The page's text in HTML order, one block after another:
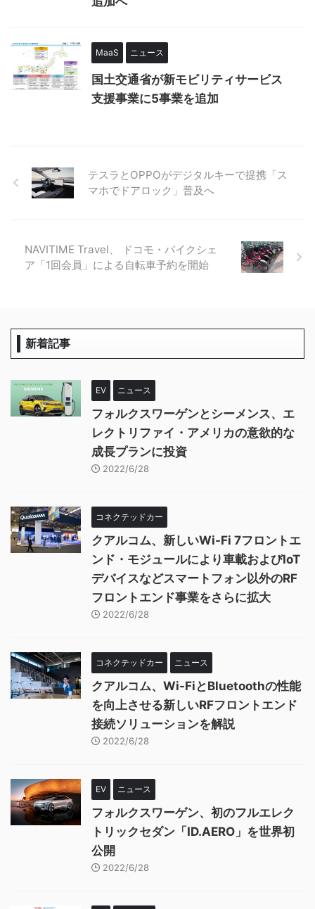
MaaS ニュース
国土交通省が新モビリティサービス
支援事業に5事業を追加
テスラとOPPOがデジタルキーで提携「ス
マホでドアロック」普及へ
NAVITIME Travel、 ドコモ・バイクシェ
ア「1回会員」による自転車予約を開始
新着記事
EV ニュース
フォルクスワーゲンとシーメンス、エ
レクトリファイ・アメリカの意欲的な
成長プランに投資
2022/6/28
コネクテッドカー
クアルコム、新しいWi-Fi 7フロントエ
ンド・モジュールにより車載およびIoT
デバイスなどスマートフォン以外のRF
フロントエンド事業をさらに拡大
2022/6/28
コネクテッドカー ニュース
クアルコム、Wi-FiとBluetoothの性能
を向上させる新しいRFフロントエンド
接続ソリューションを解説
2022/6/28
EV ニュース
フォルクスワーゲン、初のフルエレク
トリックセダン「ID.AERO」を世界初
公開
2022/6/28